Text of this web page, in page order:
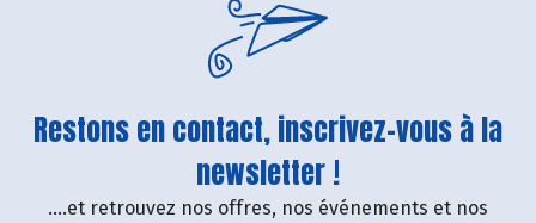
Restons en contact, inscrivez-vous à la
newsletter !
....et retrouvez nos offres, nos événements et nos